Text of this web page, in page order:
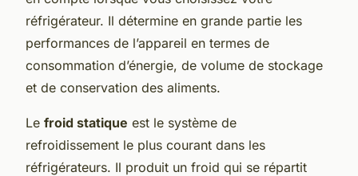
réfrigérateur. Il détermine en grande partie les
performances de l’appareil en termes de
consommation d’énergie, de volume de stockage
et de conservation des aliments.
Le froid statique est le système de
refroidissement le plus courant dans les
réfrigérateurs. Il produit un froid qui se répartit